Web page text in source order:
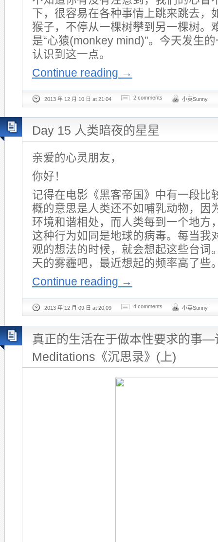
下，很容易在各种事情上跳来跳去，
猴子，不停从一棵树攀到另一棵树。
是“心猿(monkey mind)”。今天发生
认识到这一点。
Continue reading →
2013 年 12 月 10 日 at 21:04 2 comments 小英Sunny
Day 15 人类暗夜的星星
亲爱的心灵朋友，
你好！
记得在电影《黑客帝国》中有一段比
概的意思是人类还不如哺乳动物，因
环境和谐相处，而人类每到一个地方
这种行为如同是地球的病毒。每当我
观的想法的时候，就会想起这些台词
天的雾霾吧，最近想起的频率高了些
Continue reading →
2013 年 12 月 09 日 at 20:09 4 comments 小英Sunny
真正的生活在于做本性要求的事—
Meditations《沉思录》(上)